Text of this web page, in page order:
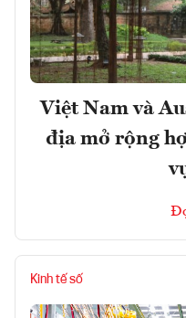
Việt Nam và
địa mở rộng
Kinh tế số